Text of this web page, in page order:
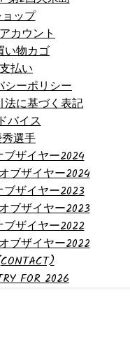
ョップ
カウント
い物カゴ
支払い
シーポリシー
法に基づく表記
バイス
選手
ザイヤー2024
ブザイヤー2024
ザイヤー2023
ブザイヤー2023
ザイヤー2022
ブザイヤー2022
FOR 2026